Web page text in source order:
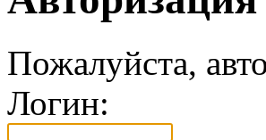
Пожалуйста,
Логин: